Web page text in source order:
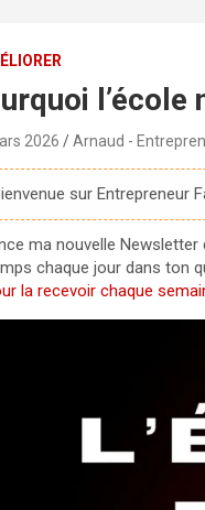
2026 Arnaud -
sur Entrepreneur
ma nouvelle
chaque jour dans ton
la recevoir chaque